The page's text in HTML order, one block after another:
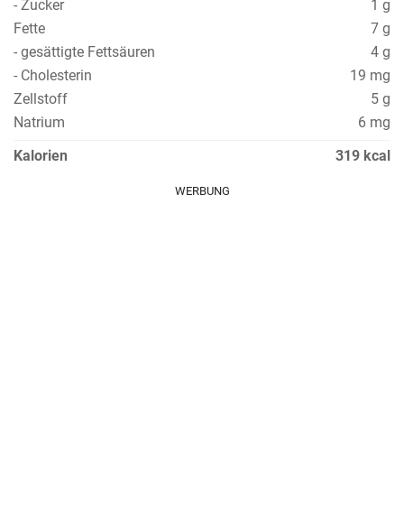
- Zucker
1 g
Fette
7 g
- gesättigte Fettsäuren
4 g
- Cholesterin
19 mg
Zellstoff
5 g
Natrium
6 mg
Kalorien
319 kcal
WERBUNG